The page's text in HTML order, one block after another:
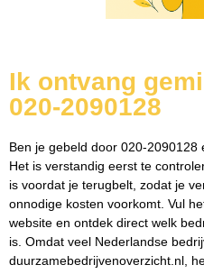
Ik ontvang
020-2090128
Ben je gebeld door 020-
Het is verstandig eerst te
is voordat je terugbelt, zodat je
onnodige kosten voorkomt. Vul
website en ontdek direct welk
is. Omdat veel Nederlandse
duurzamebedrijvenoverzicht.nl,